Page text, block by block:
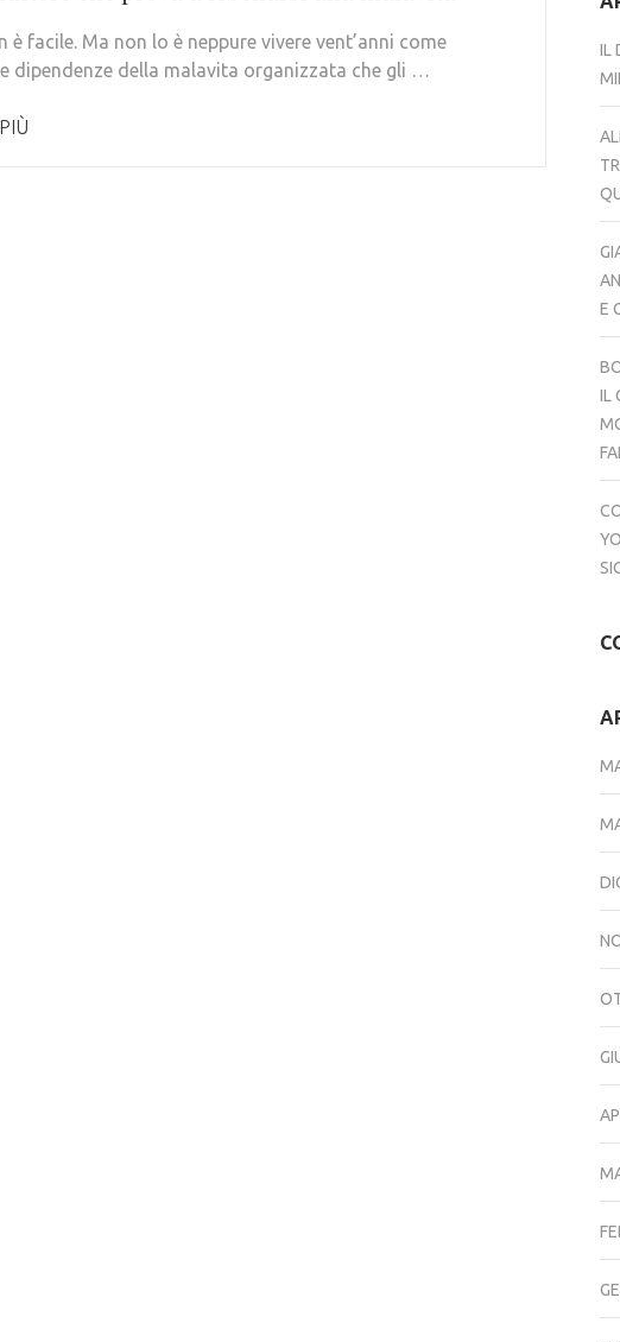
è facile. Ma non lo è neppure vivere vent’anni come
dipendenze della malavita organizzata che gli …
IL
E
IL